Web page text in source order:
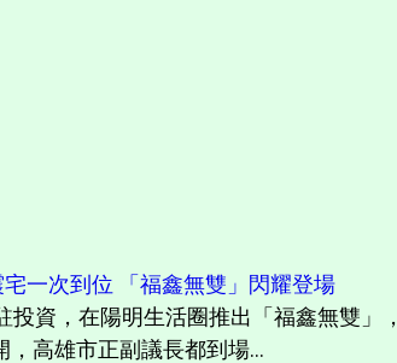
一次到位 「福鑫無雙」閃耀登場
資，在陽明生活圈推出「福鑫無雙」，
高雄市正副議長都到場...